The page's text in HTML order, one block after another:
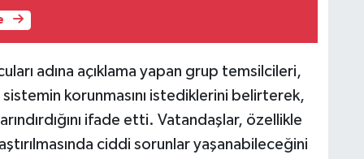
adına açıklama yapan grup temsilcileri,
korunmasını istediklerini belirterek,
ifade etti. Vatandaşlar, özellikle
ciddi sorunlar yaşanabileceğini